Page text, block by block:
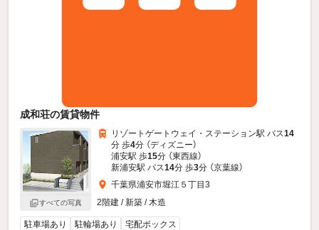
成和荘の賃貸物件
すべての写真
リゾートゲートウェイ・ステーション駅 バス14
分 歩4分 （ディズニー）
浦安駅 歩15分 （東西線）
新浦安駅 バス14分 歩3分 （京葉線）
千葉県浦安市堀江５丁目3
2階建 / 新築 / 木造
駐車場あり 駐輪場あり 宅配ボックス